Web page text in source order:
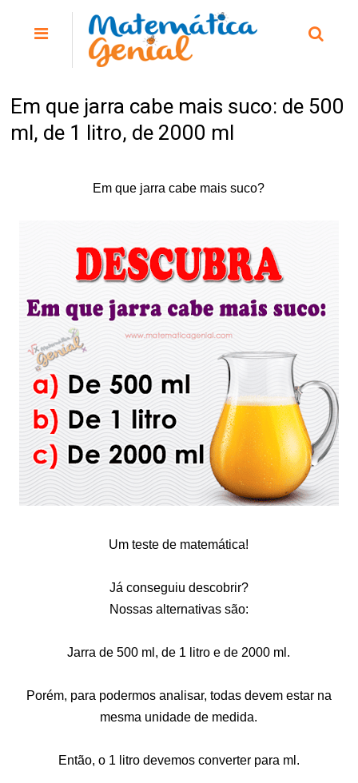
Em que jarra cabe mais suco: de 500
ml, de 1 litro, de 2000 ml
Em que jarra cabe mais suco?
Um teste de matemática!
Já conseguiu descobrir?
Nossas alternativas são:
Jarra de 500 ml, de 1 litro e de 2000 ml.
Porém, para podermos analisar, todas devem estar na
mesma unidade de medida.
Então, o 1 litro devemos converter para ml.